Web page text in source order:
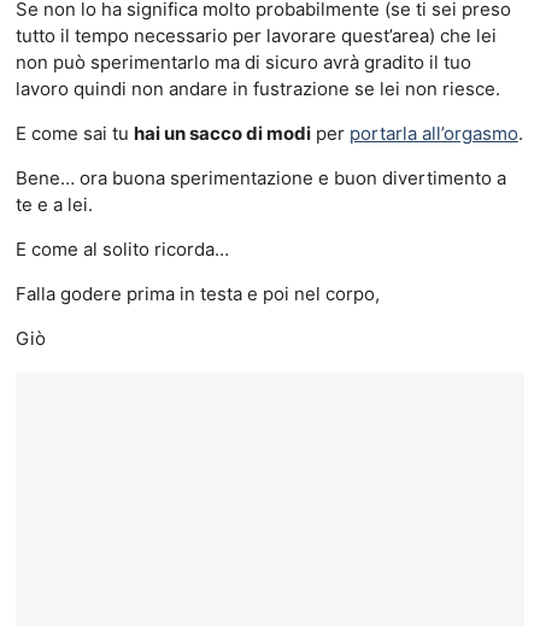
Se non lo ha significa molto probabilmente (se ti sei preso
tutto il tempo necessario per lavorare quest’area) che lei
non può sperimentarlo ma di sicuro avrà gradito il tuo
lavoro quindi non andare in fustrazione se lei non riesce.
E come sai tu hai un sacco di modiper portarla all’orgasmo.
Bene… ora buona sperimentazione e buon divertimento a
te e a lei.
E come al solito ricorda…
Falla godere prima in testa e poi nel corpo,
Giò